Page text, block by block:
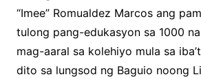
“Imee” Romualdez Marcos ang
tulong pang-edukasyon sa 1000
mag-aaral sa kolehiyo mula sa
dito sa lungsod ng Baguio noong